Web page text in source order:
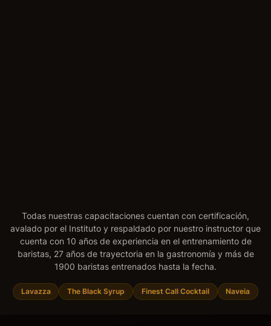
Todas nuestras capacitaciones cuentan con certificación,
avalado por el Instituto y respaldado por nuestro instructor que
cuenta con 10 años de experiencia en el entrenamiento de
baristas, 27 años de trayectoria en la gastronomía y más de
1900 baristas entrenados hasta la fecha.
Lavazza The Black Syrup Finest Call Cocktail Naveia